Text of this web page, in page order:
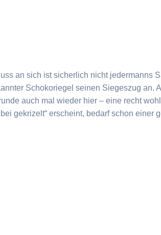
an sich ist sicherlich nicht jedermanns
Schokoriegel seinen Siegeszug an.
auch mal wieder hier – eine recht
gekrizelt“ erscheint, bedarf schon